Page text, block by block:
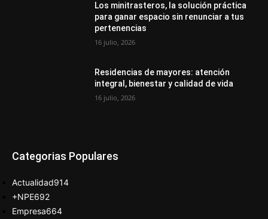
Los minitrasteros, la solución práctica
para ganar espacio sin renunciar a tus
pertenencias
16 julio, 2026
Residencias de mayores: atención
integral, bienestar y calidad de vida
16 julio, 2026
Categorias Populares
Actualidad914
+NPE692
Empresa664